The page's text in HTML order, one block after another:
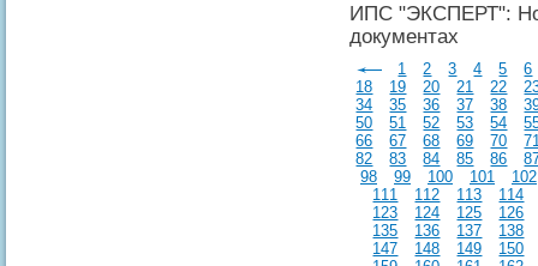
ИПС "ЭКСПЕРТ":
документах
1 2 3 4 5
6
18
19 20 21 22
34
35 36 37 38
50
51 52 53 54
66
67 68 69 70
82
83 84 85 86
98
99 100 101
102
111
112 113
114
123
124 125
126
135
136 137
138
147
148 149
150